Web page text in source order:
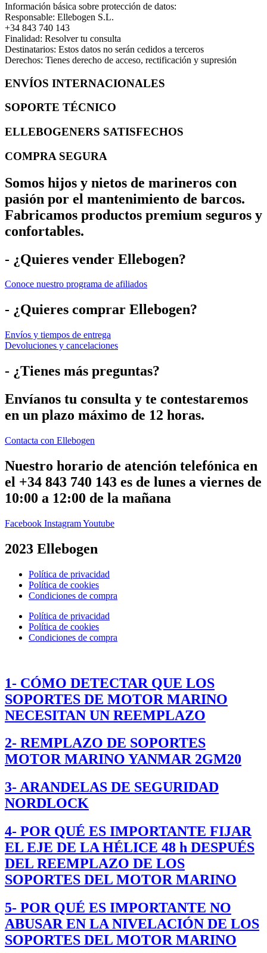
Información básica sobre protección de datos:
Responsable: Ellebogen S.L.
+34 843 740 143
Finalidad: Resolver tu consulta
Destinatarios: Estos datos no serán cedidos a terceros
Derechos: Tienes derecho de acceso, rectificación y supresión
ENVÍOS INTERNACIONALES
SOPORTE TÉCNICO
ELLEBOGENERS SATISFECHOS
COMPRA SEGURA
Somos hijos y nietos de marineros con
pasión por el mantenimiento de barcos.
Fabricamos productos premium seguros y
confortables.
- ¿Quieres vender Ellebogen?
Conoce nuestro programa de afiliados
- ¿Quieres comprar Ellebogen?
Envíos y tiempos de entrega
Devoluciones y cancelaciones
- ¿Tienes más preguntas?
Envíanos tu consulta y te contestaremos
en un plazo máximo de 12 horas.
Contacta con Ellebogen
Nuestro horario de atención telefónica en
el +34 843 740 143 es de lunes a viernes de
10:00 a 12:00 de la mañana
Facebook InstagramYoutube
2023 Ellebogen
Política de privacidad
Política de cookies
Condiciones de compra
Política de privacidad
Política de cookies
Condiciones de compra
1- CÓMO DETECTAR QUE LOS
SOPORTES DE MOTOR MARINO
NECESITAN UN REEMPLAZO
2- REMPLAZO DE SOPORTES
MOTOR MARINO YANMAR 2GM20
3- ARANDELAS DE SEGURIDAD
NORDLOCK
4- POR QUÉ ES IMPORTANTE FIJAR
EL EJE DE LA HÉLICE 48 h DESPUÉS
DEL REEMPLAZO DE LOS
SOPORTES DEL MOTOR MARINO
5- POR QUÉ ES IMPORTANTE NO
ABUSAR EN LA NIVELACIÓN DE LOS
SOPORTES DEL MOTOR MARINO